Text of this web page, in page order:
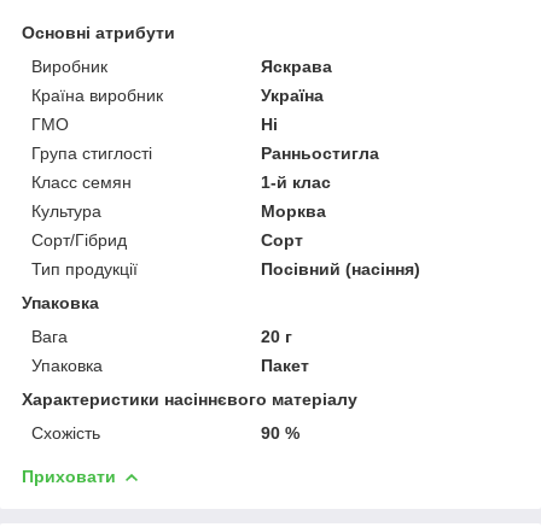
Основні атрибути
Виробник
Яскрава
Країна виробник
Україна
ГМО
Ні
Група стиглості
Ранньостигла
Класс семян
1-й клас
Культура
Морква
Сорт/Гібрид
Сорт
Тип продукції
Посівний (насіння)
Упаковка
Вага
20 г
Упаковка
Пакет
Характеристики насіннєвого матеріалу
Схожість
90 %
Приховати